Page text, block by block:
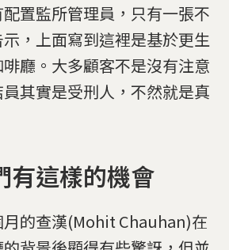
置監所管理員，只有一張不
，上面寫到這裡是基於更生
廳。大多顧客不是沒有注意
其實是受刑人，不然就是真
有這樣的機會
的查漢(Mohit Chauhan)在